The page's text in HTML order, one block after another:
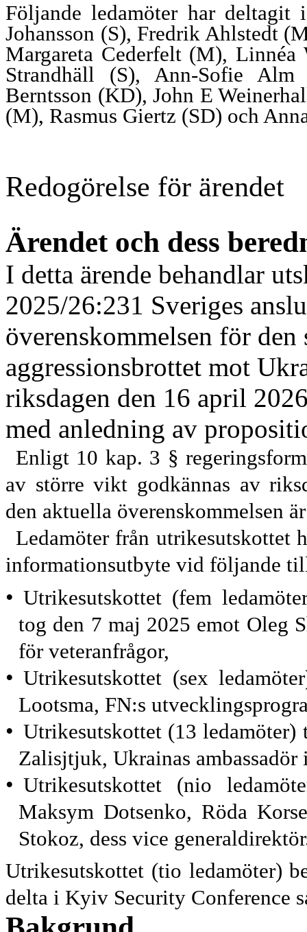
Följande ledamöter har
Johansson (S), Fredrik Ahlstedt
Margareta Cederfelt (M),
Strandhäll (S), Ann-Sofie
Berntsson (KD), John E
(M), Rasmus Giertz (SD) och
Redogörelse för ärendet
Ärendet och dess
I detta ärende behandlar
2025/26:231 Sveriges
överenskommelsen för
aggressionsbrottet mot
riksdagen den 16 april
med anledning av
Enligt 10 kap. 3 §
av större vikt godkännas av
den aktuella överenskommelsen
Ledamöter från utrikesutskottet
informationsutbyte vid följande
• Utrikesutskottet (fem
tog den 7 maj 2025 emot Oleg
för veteranfrågor,
• Utrikesutskottet (sex
Lootsma, FN:s
• Utrikesutskottet (13 ledamöter)
Zalisjtjuk, Ukrainas ambassadör
• Utrikesutskottet (nio
Maksym Dotsenko, Röda
Stokoz, dess vice general
Utrikesutskottet (tio ledamöter)
delta i Kyiv Security Conference